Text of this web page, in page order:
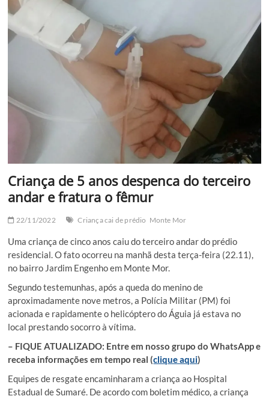
Criança de 5 anos despenca do terceiro
andar e fratura o fêmur
22/11/2022 Criança cai de prédio Monte Mor
Uma criança de cinco anos caiu do terceiro andar do prédio
residencial. O fato ocorreu na manhã desta terça-feira (22.11),
no bairro Jardim Engenho em Monte Mor.
Segundo testemunhas, após a queda do menino de
aproximadamente nove metros, a Polícia Militar (PM) foi
acionada e rapidamente o helicóptero do Águia já estava no
local prestando socorro à vítima.
– FIQUE ATUALIZADO: Entre em nosso grupo do WhatsApp e
receba informações em tempo real (clique aqui)
Equipes de resgate encaminharam a criança ao Hospital
Estadual de Sumaré. De acordo com boletim médico, a criança